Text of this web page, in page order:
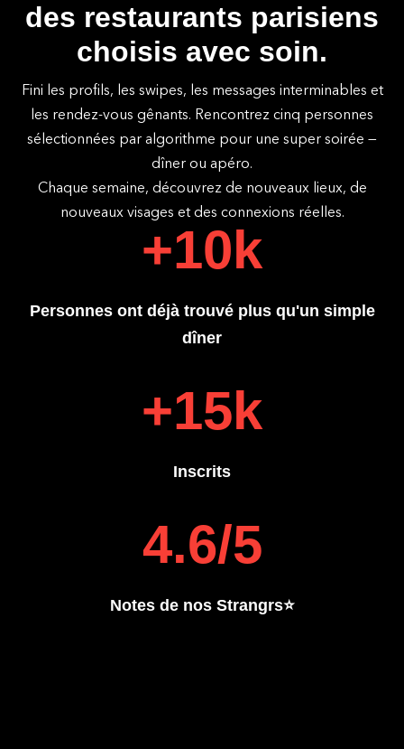
des restaurants parisiens
choisis avec soin.
Fini les profils, les swipes, les messages interminables et
les rendez-vous gênants. Rencontrez cinq personnes
sélectionnées par algorithme pour une super soirée —
dîner ou apéro.
Chaque semaine, découvrez de nouveaux lieux, de
nouveaux visages et des connexions réelles.
+10k
Personnes ont déjà trouvé plus qu'un simple
dîner
+15k
Inscrits
4.6/5
Notes de nos Strangrs⭐